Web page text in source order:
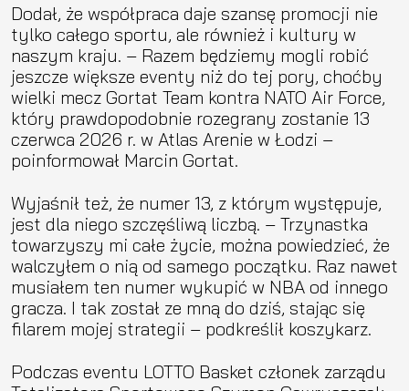
Dodał, że współpraca daje szansę promocji nie
tylko całego sportu, ale również i kultury w
naszym kraju. – Razem będziemy mogli robić
jeszcze większe eventy niż do tej pory, choćby
wielki mecz Gortat Team kontra NATO Air Force,
który prawdopodobnie rozegrany zostanie 13
czerwca 2026 r. w Atlas Arenie w Łodzi –
poinformował Marcin Gortat.
Wyjaśnił też, że numer 13, z którym występuje,
jest dla niego szczęśliwą liczbą. – Trzynastka
towarzyszy mi całe życie, można powiedzieć, że
walczyłem o nią od samego początku. Raz nawet
musiałem ten numer wykupić w NBA od innego
gracza. I tak został ze mną do dziś, stając się
filarem mojej strategii – podkreślił koszykarz.
Podczas eventu LOTTO Basket członek zarządu